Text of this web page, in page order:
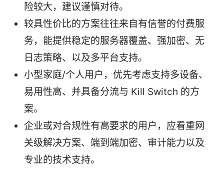
险较大，建议谨慎对待。
较具性价比的方案往往来自有信誉的付费服
务，能提供稳定的服务器覆盖、强加密、无
日志策略、以及多平台支持。
小型家庭/个人用户，优先考虑支持多设备、
易用性高、并具备分流与 Kill Switch 的方
案。
企业或对合规性有高要求的用户，应看重网
关级解决方案、端到端加密、审计能力以及
专业的技术支持。